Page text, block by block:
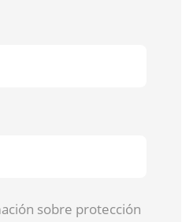
sobre protección